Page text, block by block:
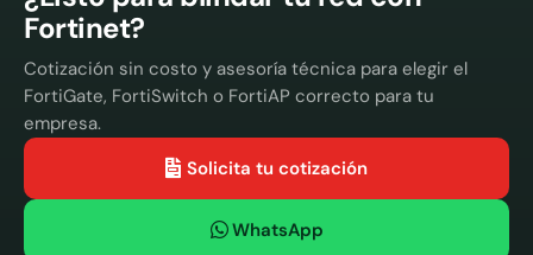
Fortinet?
Cotización sin costo y asesoría técnica para elegir el
FortiGate, FortiSwitch o FortiAP correcto para tu
empresa.
Solicita tu cotización
WhatsApp